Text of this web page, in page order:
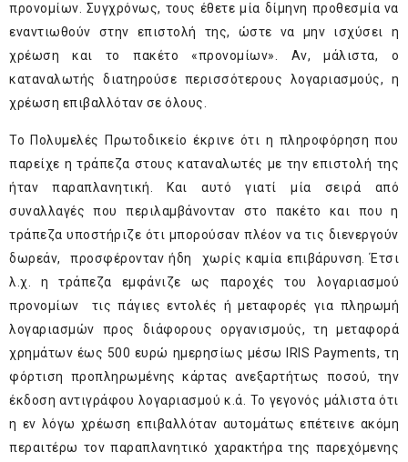
προνομίων. Συγχρόνως, τους έθετε μία δίμηνη προθεσμία να
εναντιωθούν στην επιστολή της, ώστε να μην ισχύσει η
χρέωση και το πακέτο «προνομίων». Αν, μάλιστα, ο
καταναλωτής διατηρούσε περισσότερους λογαριασμούς, η
χρέωση επιβαλλόταν σε όλους.
Το Πολυμελές Πρωτοδικείο έκρινε ότι η πληροφόρηση που
παρείχε η τράπεζα στους καταναλωτές με την επιστολή της
ήταν παραπλανητική. Και αυτό γιατί μία σειρά από
συναλλαγές που περιλαμβάνονταν στο πακέτο και που η
τράπεζα υποστήριζε ότι μπορούσαν πλέον να τις διενεργούν
δωρεάν, προσφέρονταν ήδη χωρίς καμία επιβάρυνση. Έτσι
λ.χ. η τράπεζα εμφάνιζε ως παροχές του λογαριασμού
προνομίων τις πάγιες εντολές ή μεταφορές για πληρωμή
λογαριασμών προς διάφορους οργανισμούς, τη μεταφορά
χρημάτων έως 500 ευρώ ημερησίως μέσω IRIS Payments, τη
φόρτιση προπληρωμένης κάρτας ανεξαρτήτως ποσού, την
έκδοση αντιγράφου λογαριασμού κ.ά. Το γεγονός μάλιστα ότι
η εν λόγω χρέωση επιβαλλόταν αυτομάτως επέτεινε ακόμη
περαιτέρω τον παραπλανητικό χαρακτήρα της παρεχόμενης